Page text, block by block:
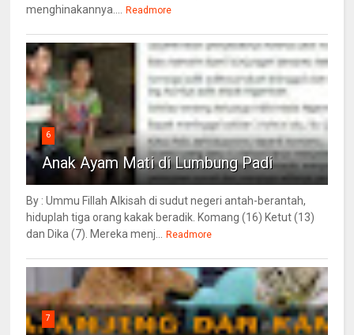
menghinakannya....
Readmore
6
Anak Ayam Mati di Lumbung Padi
By : Ummu Fillah Alkisah di sudut negeri antah-berantah,
hiduplah tiga orang kakak beradik. Komang (16) Ketut (13)
dan Dika (7). Mereka menj...
Readmore
7